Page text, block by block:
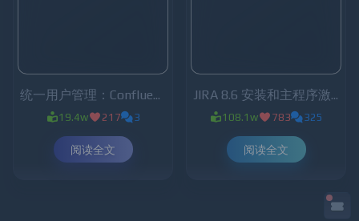
统一用户管理：Confluence与Jira整合
19.4w 217 3
阅读全文
JIRA 8.6 安装和主程序激活
108.1w 783 325
阅读全文